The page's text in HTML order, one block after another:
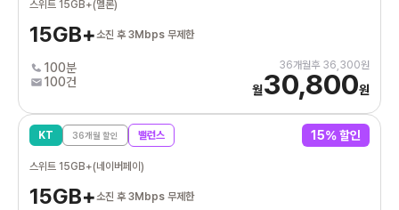
스위트 15GB+(멜론)
15GB+소진 후 3Mbps 무제한
100분
100건
36개월후 36,300원
월30,800원
KT 36개월 할인 밸런스 15% 할인
스위트 15GB+(네이버페이)
15GB+소진 후 3Mbps 무제한